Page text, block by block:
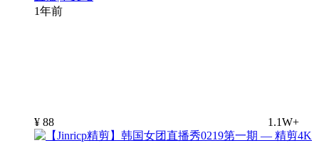
1年前
¥ 88 1.1W+